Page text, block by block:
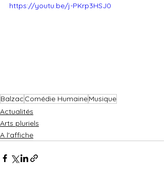
https://youtu.be/j-PKrp3HSJ0
Balzac Comédie HumaineMusique
Actualités
Arts pluriels
A l'affiche